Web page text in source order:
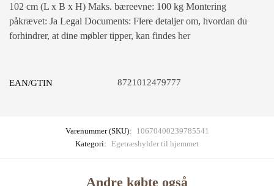
102 cm (L x B x H) Maks. bæreevne: 100 kg Montering
påkrævet: Ja Legal Documents: Flere detaljer om, hvordan du
forhindrer, at dine møbler tipper, kan findes her
EAN/GTIN 8721012479777
Varenummer (SKU):
10670400239785541
Kategori: Egetræshylder til hjemmet
Andre købte også